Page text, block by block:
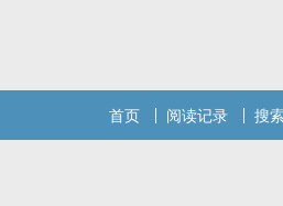
首页 阅读记录 搜